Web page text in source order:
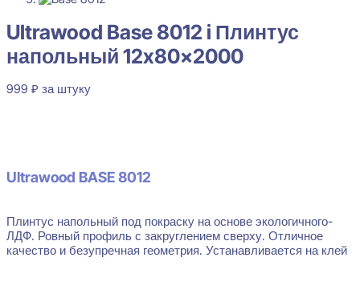
Ultrawood Base 8012 i Плинтус
напольный 12x80x2000
999 ₽ за штуку
Ultrawood BASE 8012
Плинтус напольный под покраску на основе экологичного-
ЛДФ. Ровный профиль с закруглением сверху. Отличное
качество и безупречная геометрия. Устанавливается на клей